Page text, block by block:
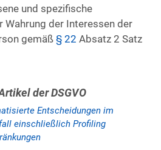
und spezifische
Wahrung der Interessen der
gemäß § 22 Absatz 2 Satz
der DSGVO
Entscheidungen im
einschließlich Profiling